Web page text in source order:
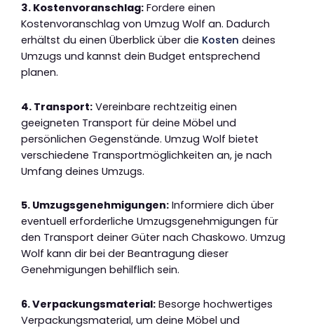
3. Kostenvoranschlag: Fordere einen
Kostenvoranschlag von Umzug Wolf an. Dadurch
erhältst du einen Überblick über die Kosten deines
Umzugs und kannst dein Budget entsprechend
planen.
4. Transport: Vereinbare rechtzeitig einen
geeigneten Transport für deine Möbel und
persönlichen Gegenstände. Umzug Wolf bietet
verschiedene Transportmöglichkeiten an, je nach
Umfang deines Umzugs.
5. Umzugsgenehmigungen: Informiere dich über
eventuell erforderliche Umzugsgenehmigungen für
den Transport deiner Güter nach Chaskowo. Umzug
Wolf kann dir bei der Beantragung dieser
Genehmigungen behilflich sein.
6. Verpackungsmaterial: Besorge hochwertiges
Verpackungsmaterial, um deine Möbel und